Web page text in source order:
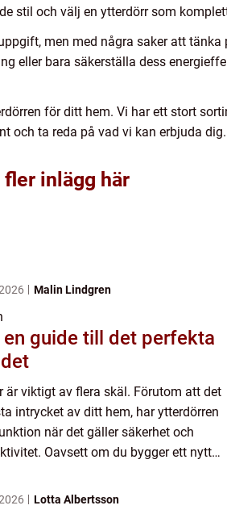
stil och välj en ytterdörr som
men med några saker att
eller bara säkerställa dess
för ditt hem. Vi har ett stort
och ta reda på vad vi kan erbjuda dig.
fler inlägg här
Malin Lindgren
en guide till det perfekta
är viktigt av flera skäl. Förutom att det
intrycket av ditt hem, har ytterdörren
när det gäller säkerhet och
Oavsett om du bygger ett nytt
Lotta Albertsson